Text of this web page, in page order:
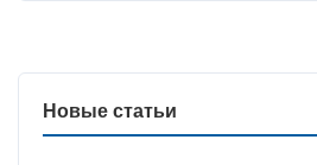
Новые статьи